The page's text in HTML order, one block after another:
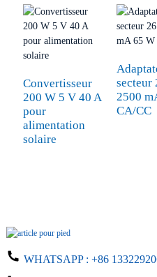
Convertisseur
200 W 5 V 40 A
pour
alimentation
solaire
secteur
2500
CA/CC
WHATSAPP : +86